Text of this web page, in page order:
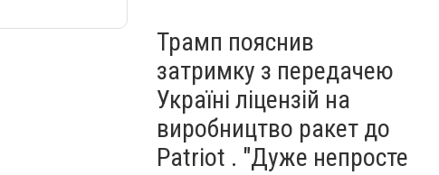
Трамп пояснив
затримку з передачею
Україні ліцензій на
виробництво ракет до
Patriot . "Дуже непросте